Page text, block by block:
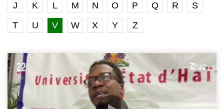
J
K L M N O P Q R
S
T
U V W X Y Z